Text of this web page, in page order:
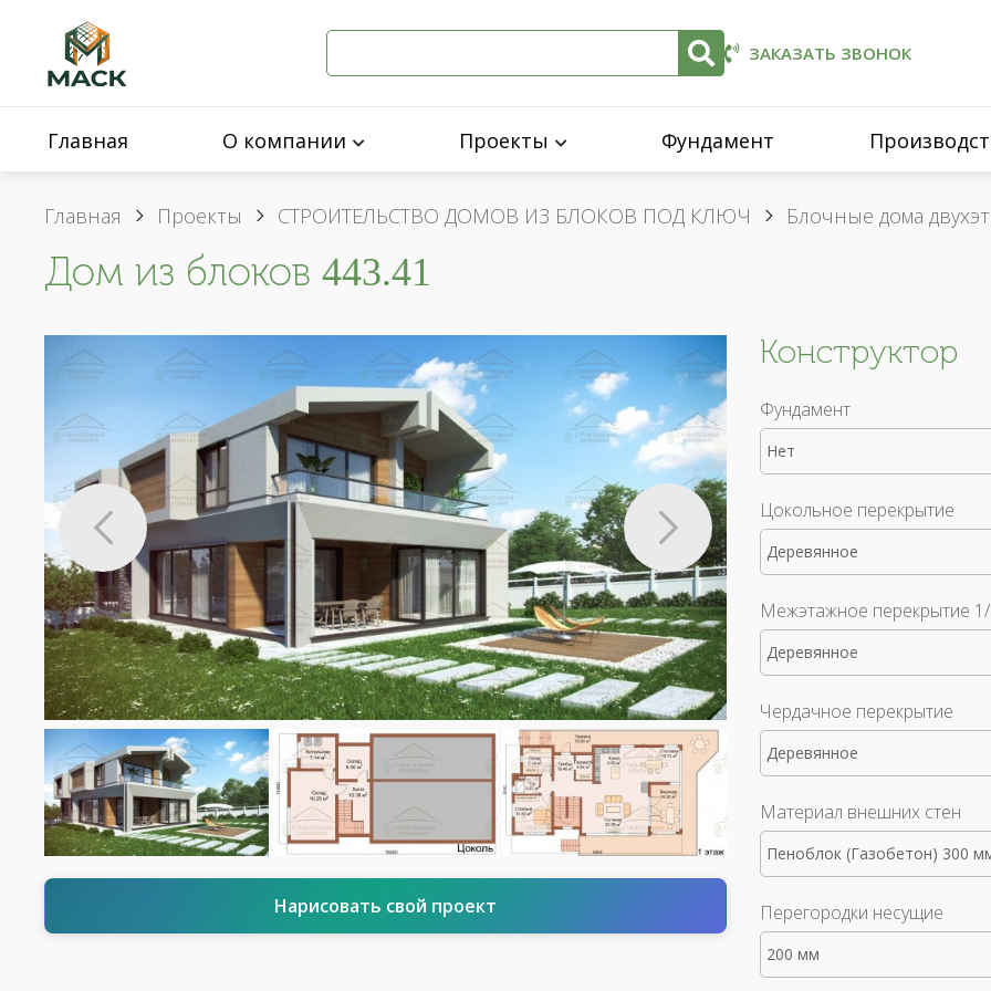
ЗАКАЗАТЬ ЗВОНОК
Главная О компании Проекты Фундамент
Главная Проекты СТРОИТЕЛЬСТВО ДОМОВ ИЗ БЛОКОВ ПОД КЛЮЧ Блочные дома
Дом из блоков 443.41
Нарисовать свой проект
Конструктор
Фундамент
Нет
Цокольное перекрытие
Деревянное
Межэтажное перекрытие
Деревянное
Чердачное перекрытие
Деревянное
Материал внешних стен
Пеноблок (Газобетон) 300
Перегородки несущие
200 мм